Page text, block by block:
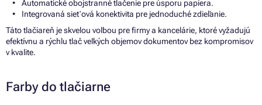
Automatické obojstranné tlačenie pre úsporu papiera.
Integrovaná sieťová konektivita pre jednoduché zdieľanie.
Táto tlačiareň je skvelou voľbou pre firmy a kancelárie, ktoré vyžadujú
efektívnu a rýchlu tlač veľkých objemov dokumentov bez kompromisov
v kvalite.
Farby do tlačiarne